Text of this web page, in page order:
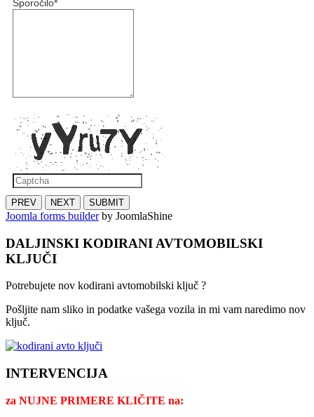
Sporočilo*
PREV NEXT SUBMIT
Joomla forms builderby JoomlaShine
DALJINSKI KODIRANI AVTOMOBILSKI
KLJUČI
Potrebujete nov kodirani avtomobilski ključ ?
Pošljite nam sliko in podatke vašega vozila in mi vam naredimo nov
ključ.
INTERVENCIJA
za NUJNE PRIMERE KLIČITE na: